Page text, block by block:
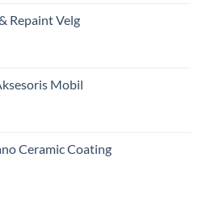
Repaint Velg
Mobil
Ceramic Coating